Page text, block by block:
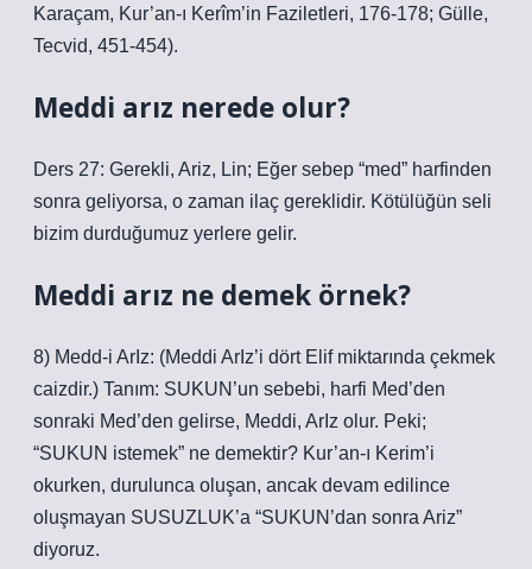
Karaçam, Kur’an-ı Kerîm’in Faziletleri, 176-178; Gülle,
Tecvid, 451-454).
Meddi arız nerede olur?
Ders 27: Gerekli, Ariz, Lin; Eğer sebep “med” harfinden
sonra geliyorsa, o zaman ilaç gereklidir. Kötülüğün seli
bizim durduğumuz yerlere gelir.
Meddi arız ne demek örnek?
8) Medd-i ArIz: (Meddi ArIz’i dört Elif miktarında çekmek
caizdir.) Tanım: SUKUN’un sebebi, harfi Med’den
sonraki Med’den gelirse, Meddi, ArIz olur. Peki;
“SUKUN istemek” ne demektir? Kur’an-ı Kerim’i
okurken, durulunca oluşan, ancak devam edilince
oluşmayan SUSUZLUK’a “SUKUN’dan sonra Ariz”
diyoruz.